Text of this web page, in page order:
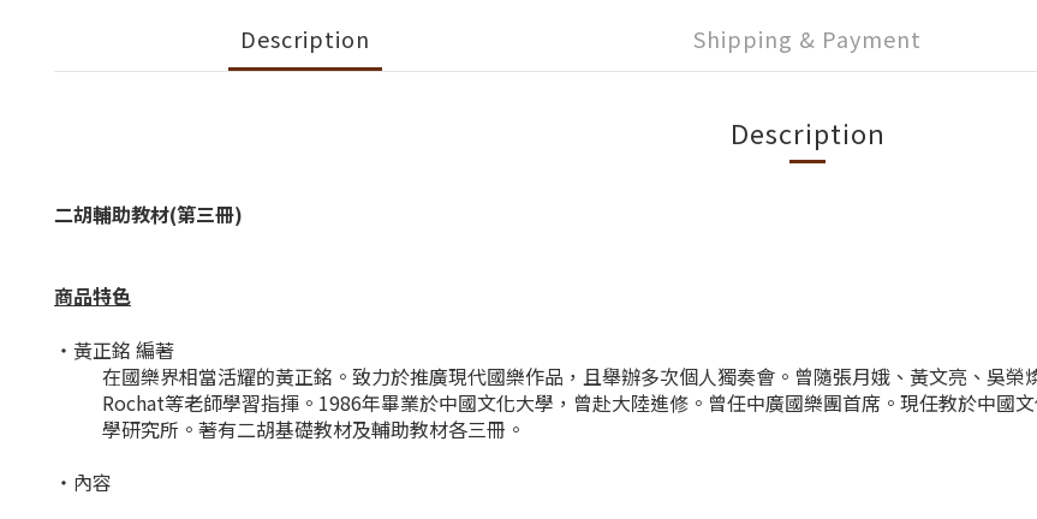
Description Shipping & Payment
Description
二胡輔助教材(第三冊)
商品特色
・黃正銘 編著
在國樂界相當活耀的黃正銘。致力於推廣現代國樂作品，且舉辦多次個人獨奏會。曾隨張月娥、黃文亮、吳
Rochat等老師學習指揮。1986年畢業於中國文化大學，曾赴大陸進修。曾任中廣國樂團首席。現任教於中國
學研究所。著有二胡基礎教材及輔助教材各三冊。
・內容